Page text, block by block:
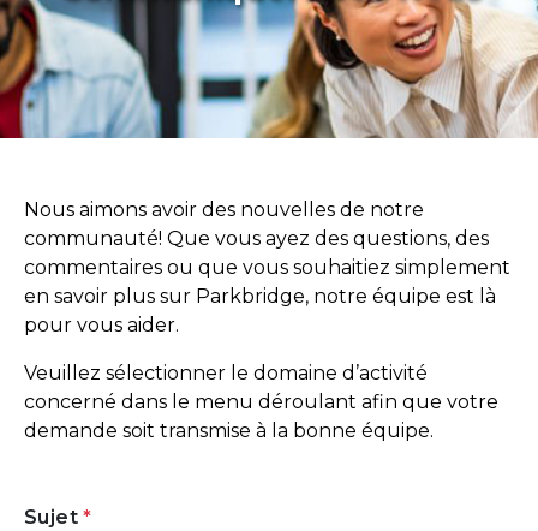
Nous aimons avoir des nouvelles de notre
communauté! Que vous ayez des questions, des
commentaires ou que vous souhaitiez simplement
en savoir plus sur Parkbridge, notre équipe est là
pour vous aider.
Veuillez sélectionner le domaine d’activité
concerné dans le menu déroulant afin que votre
demande soit transmise à la bonne équipe.
Sujet*